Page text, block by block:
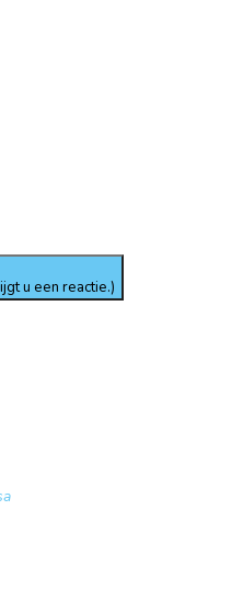
u een reactie.)